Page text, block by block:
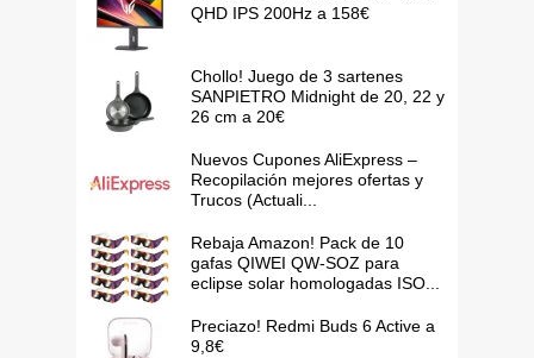
QHD IPS 200Hz a 158€
Chollo! Juego de 3 sartenes
SANPIETRO Midnight de 20, 22 y
26 cm a 20€
Nuevos Cupones AliExpress –
Recopilación mejores ofertas y
Trucos (Actuali...
Rebaja Amazon! Pack de 10
gafas QIWEI QW-SOZ para
eclipse solar homologadas ISO...
Preciazo! Redmi Buds 6 Active a
9,8€